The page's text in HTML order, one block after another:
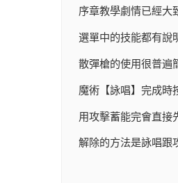
序章教學劇情已經大
選單中的技能都有說
散彈槍的使用很普遍
魔術【詠唱】完成時
用攻擊蓄能完會直接
解除的方法是詠唱跟